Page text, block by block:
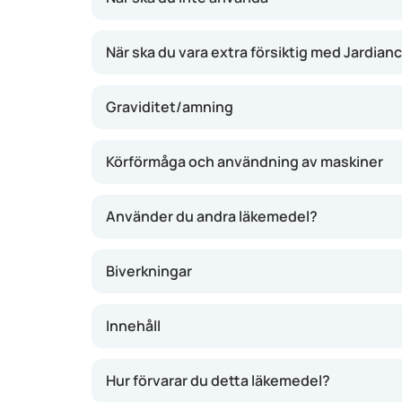
När ska du vara extra försiktig med
Graviditet/amning
Körförmåga och användning av maskiner
Använder du andra läkemedel?
Biverkningar
Innehåll
Hur förvarar du detta läkemedel?